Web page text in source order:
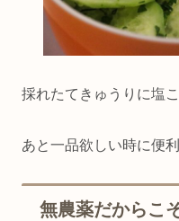
採れたてきゅうりに塩
あと一品欲しい時に便利
無農薬だからこ